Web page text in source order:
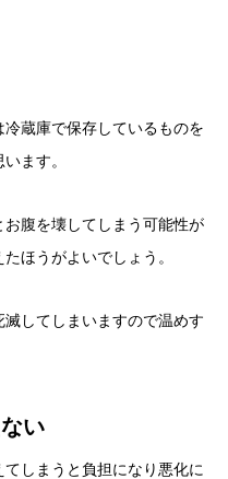
蔵庫で保存しているものを
ます。
腹を壊してしまう可能性が
たほうがよいでしょう。
してしまいますので温めす
い
しまうと負担になり悪化に